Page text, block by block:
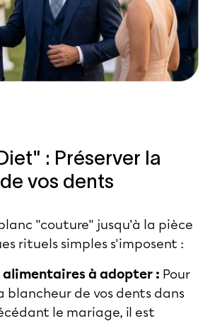
: Préserver la
vos dents
"couture" jusqu'à la pièce
rituels simples s'imposent :
à adopter : Pour
blancheur de vos dents dans
le mariage, il est